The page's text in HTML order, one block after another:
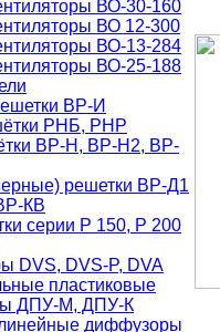
ВО-30-160
ВО 12-300
ВО-13-284
ВО-25-188
ВР-И
РНБ, РНР
ВР-Н, ВР-Н2, ВР-
решетки ВР-Д1
КВ
серии Р 150, Р 200
DVS, DVS-P, DVA
пластиковые
ДПУ-М, ДПУ-К
диффузоры